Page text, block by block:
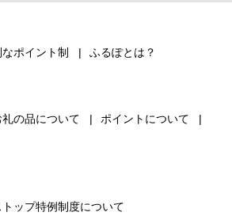
ポイント制 ふるぽとは？
礼の品について
ポイントについて
トップ特例制度について